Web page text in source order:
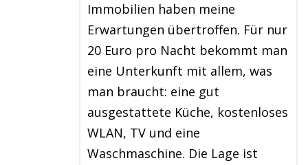
Immobilien haben meine
Erwartungen übertroffen. Für nur
20 Euro pro Nacht bekommt man
eine Unterkunft mit allem, was
man braucht: eine gut
ausgestattete Küche, kostenloses
WLAN, TV und eine
Waschmaschine. Die Lage ist